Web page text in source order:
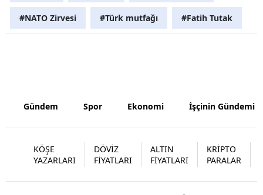
Bayburt
Bartın
#NATO Zirvesi #Türk mutfağı #Fatih Tutak
Gündem Spor Ekonomi İşçinin Gündemi
KÖŞE
YAZARLARI
DÖVİZ
FİYATLARI
ALTIN
FİYATLARI
KRİPTO
PARALAR